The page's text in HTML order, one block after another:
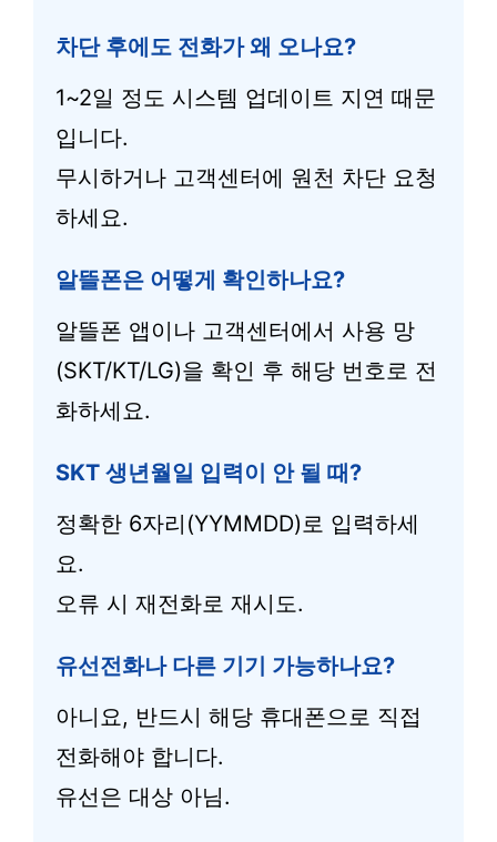
차단 후에도 전화가 왜 오나요?
1~2일 정도 시스템 업데이트 지연 때문
입니다.
무시하거나 고객센터에 원천 차단 요청
하세요.
알뜰폰은 어떻게 확인하나요?
알뜰폰 앱이나 고객센터에서 사용 망
(SKT/KT/LG)을 확인 후 해당 번호로 전
화하세요.
SKT 생년월일 입력이 안 될 때?
정확한 6자리(YYMMDD)로 입력하세
요.
오류 시 재전화로 재시도.
유선전화나 다른 기기 가능하나요?
아니요, 반드시 해당 휴대폰으로 직접
전화해야 합니다.
유선은 대상 아님.